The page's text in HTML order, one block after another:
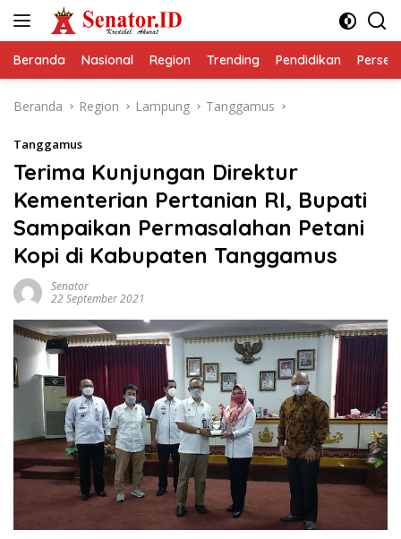
Beranda Nasional Region Trending Pendidikan
Beranda Region Lampung Tanggamus
Tanggamus
Terima Kunjungan Direktur
Kementerian Pertanian RI, Bupati
Sampaikan Permasalahan Petani
Kopi di Kabupaten Tanggamus
Senator
22 September 2021